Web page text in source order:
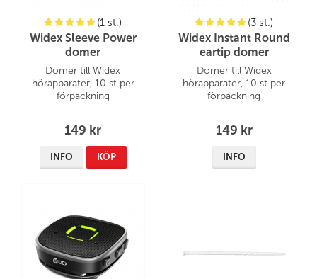
(1 st.)
Widex Sleeve Power
domer
Domer till Widex
hörapparater, 10 st per
förpackning
149 kr
INFO KÖP
(3 st.)
Widex Instant Round
eartip domer
Domer till Widex
hörapparater, 10 st per
förpackning
149 kr
INFO